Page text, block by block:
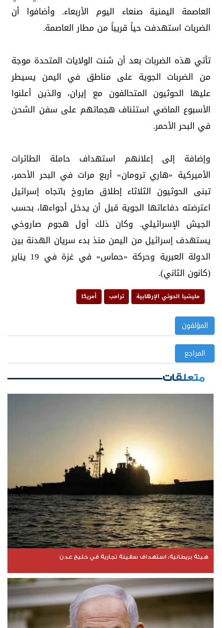
العاصمة اليمنية صنعاء اليوم الأربعاء. وأضافوا أن
الضربات استهدفت حياً قريباً من مطار العاصمة.
تأتي هذه الضربات بعد أن شنت الولايات المتحدة موجة
من الضربات الجوية على مناطق في اليمن يسيطر
عليها الحوثيون المتحالفون مع إيران، والذين أعلنوا
الأسبوع الماضي استئناف هجماتهم على سفن الشحن
في البحر الأحمر.
وإضافة إلى إعلانهم استهداف حاملة الطائرات
الأميركية «هاري ترومان» أربع مرات في البحر الأحمر،
تبنى الحوثيون الثلاثاء إطلاق صاروخ باتجاه إسرائيل
اعترضته دفاعاتها الجوية قبل أن يدخل أجواءها، بحسب
الجيش الإسرائيلي. وكان ذلك أول هجوم صاروخي
يستهدف إسرائيل من اليمن منذ بدء سريان الهدنة بين
الدولة العبرية وحركة «حماس» في غزة في 19 يناير
(كانون الثاني).
مليشيا الحوثي الإرهابية ترامب أمريكا
المؤلفون
المراجع
متعلقات
هيئة بريطانية: استهداف سفينة تجارية في خليج عدن